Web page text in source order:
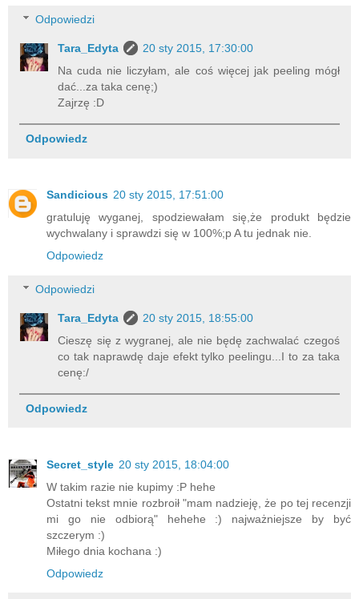
Odpowiedzi
Tara_Edyta
20 sty 2015, 17:30:00
Na cuda nie liczyłam, ale coś więcej jak peeling mógł
dać...za taka cenę;)
Zajrzę :D
Odpowiedz
Sandicious 20 sty 2015, 17:51:00
gratuluję wyganej, spodziewałam się,że produkt będzie
wychwalany i sprawdzi się w 100%;p A tu jednak nie.
Odpowiedz
Odpowiedzi
Tara_Edyta
20 sty 2015, 18:55:00
Cieszę się z wygranej, ale nie będę zachwalać czegoś
co tak naprawdę daje efekt tylko peelingu...I to za taka
cenę:/
Odpowiedz
Secret_style 20 sty 2015, 18:04:00
W takim razie nie kupimy :P hehe
Ostatni tekst mnie rozbroił "mam nadzieję, że po tej recenzji
mi go nie odbiorą" hehehe :) najważniejsze by być
szczerym :)
Miłego dnia kochana :)
Odpowiedz